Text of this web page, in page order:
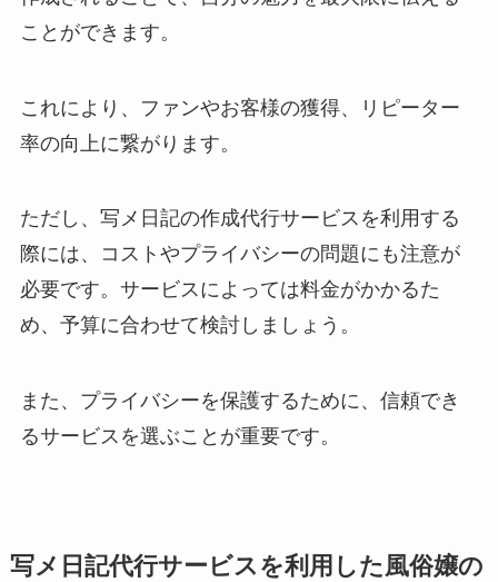
ことができます。
これにより、ファンやお客様の獲得、リピーター
率の向上に繋がります。
ただし、写メ日記の作成代行サービスを利用する
際には、コストやプライバシーの問題にも注意が
必要です。サービスによっては料金がかかるた
め、予算に合わせて検討しましょう。
また、プライバシーを保護するために、信頼でき
るサービスを選ぶことが重要です。
写メ日記代行サービスを利用した風俗嬢の